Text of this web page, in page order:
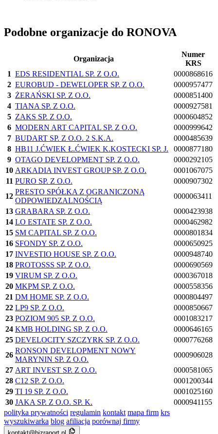
Podobne organizacje do RONOVA
Organizacja
Numer
KRS
1 EDS RESIDENTIAL SP. Z O.O.
0000868616
2 EUROBUD - DEWELOPER SP. Z O.O.
0000957477
3 ŻERAŃSKI SP. Z O.O.
0000851400
4 TIANA SP. Z O.O.
0000927581
5 ZAKS SP. Z O.O.
0000604852
6 MODERN ART CAPITAL SP. Z O.O.
0000999642
7 BUDART SP. Z O.O. 2 S.K.A.
0000485639
8 HB11 J.ĆWIEK Ł.ĆWIEK K.KOSTECKI SP. J.
0000877180
9 OTAGO DEVELOPMENT SP. Z O.O.
0000292105
10 ARKADIA INVEST GROUP SP. Z O.O.
0001067075
11 PURO SP. Z O.O.
0000907302
12
PRESTO SPÓŁKA Z OGRANICZONĄ
ODPOWIEDZALNOŚCIĄ
0000063411
13 GRABARA SP. Z O.O.
0000423938
14 LO ESTATE SP. Z O.O.
0000462982
15 SM CAPITAL SP. Z O.O.
0000801834
16 SFONDY SP. Z O.O.
0000650925
17 INVESTIO HOUSE SP. Z O.O.
0000948740
18 PROTOSSS SP. Z O.O.
0000690569
19 VIRUM SP. Z O.O.
0000367018
20 MKPM SP. Z O.O.
0000558356
21 DM HOME SP. Z O.O.
0000804497
22 LP9 SP. Z O.O.
0000850667
23 POZIOM 905 SP. Z O.O.
0001083217
24 KMB HOLDING SP. Z O.O.
0000646165
25 DEVELOCITY SZCZYRK SP. Z O.O.
0000776268
26
RONSON DEVELOPMENT NOWY
MARYNIN SP. Z O.O.
0000906028
27 ART INVEST SP. Z O.O.
0000581065
28 C12 SP. Z O.O.
0001200344
29 TI 19 SP. Z O.O.
0001025160
30 JAKA SP. Z O.O. SP. K.
0000941155
polityka prywatności regulamin kontakt mapa firm krs
wyszukiwarka blog afiliacja porównaj firmy